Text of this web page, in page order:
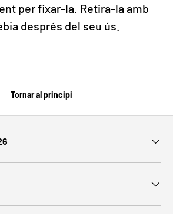
per fixar-la. Retira-la amb
després del seu ús.
Tornar al principi